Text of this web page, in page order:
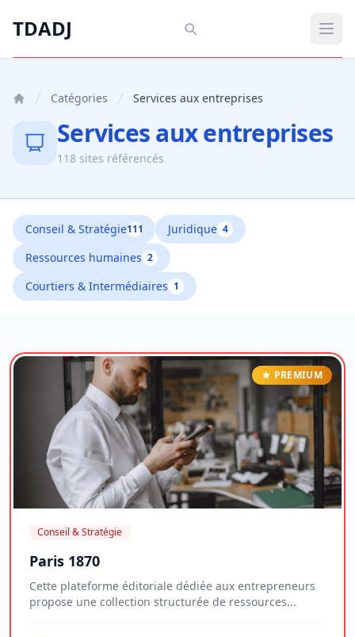
TDADJ
TDADJ
Catégories Services aux entreprises
Services aux entreprises
118 sites référencés
Conseil & Stratégie111 Juridique 4
Ressources humaines 2
Courtiers & Intermédiaires 1
PREMIUM
Conseil & Stratégie
Paris 1870
Cette plateforme éditoriale dédiée aux entrepreneurs
propose une collection structurée de ressources...